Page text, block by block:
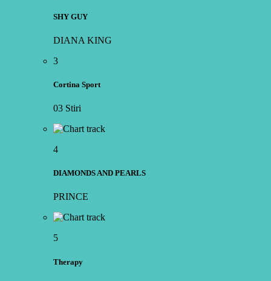
SHY GUY
DIANA KING
3
Cortina Sport
03 Stiri
4
DIAMONDS AND PEARLS
PRINCE
5
Therapy